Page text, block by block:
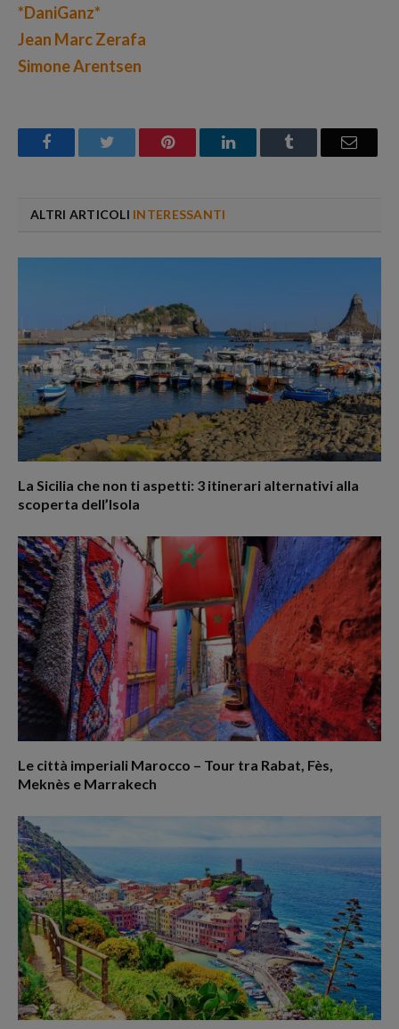
*DaniGanz*
Jean Marc Zerafa
Simone Arentsen
FacebookTwitter Pinterest LinkedInTumblr Email
ALTRI ARTICOLI INTERESSANTI
La Sicilia che non ti aspetti: 3 itinerari alternativi alla
scoperta dell’Isola
Le città imperiali Marocco – Tour tra Rabat, Fès,
Meknès e Marrakech